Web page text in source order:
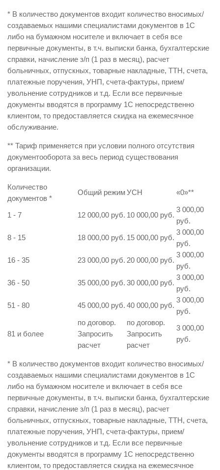
* В количество документов входит количество вносимых/
создаваемых нашими специалистами документов в 1С
либо на бумажном носителе и включает в себя все
первичные документы, в т.ч. выписки банка, бухгалтерские
справки, начисление з/п (1 раз в месяц), расчет
больничных, отпускных, товарные накладные, ТТН, счета,
платежные поручения, УНП, счета-фактуры, прием/
увольнение сотрудников и т.д. Если все первичные
документы вводятся в программу 1С непосредственно
клиентом, то предоставляется скидка на ежемесячное
обслуживание.
** Тариф применяется при условии полного отсутствия
документооборота за весь период существования
организации.
Количество
документов *
Общий режимУСН «0»**
1 - 7 12 000,00 руб. 10 000,00 руб.
3 000,00
руб.
8 - 15
18 000,00 руб. 15 000,00 руб.
3 000,00
руб.
16 - 35
23 000,00 руб. 20 000,00 руб.
3 000,00
руб.
36 - 50
35 000,00 руб. 30 000,00 руб.
3 000,00
руб.
51 - 80
45 000,00 руб. 40 000,00 руб.
3 000,00
руб.
81 и более
по договор.
Запросить
расчет
по договор.
Запросить
расчет
3 000,00
руб.
* В количество документов входит количество вносимых/
создаваемых нашими специалистами документов в 1С
либо на бумажном носителе и включает в себя все
первичные документы, в т.ч. выписки банка, бухгалтерские
справки, начисление з/п (1 раз в месяц), расчет
больничных, отпускных, товарные накладные, ТТН, счета,
платежные поручения, УНП, счета-фактуры, прием/
увольнение сотрудников и т.д. Если все первичные
документы вводятся в программу 1С непосредственно
клиентом, то предоставляется скидка на ежемесячное